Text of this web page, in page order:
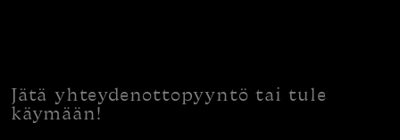
Jätä yhteydenottopyyntö tai tule
käymään!